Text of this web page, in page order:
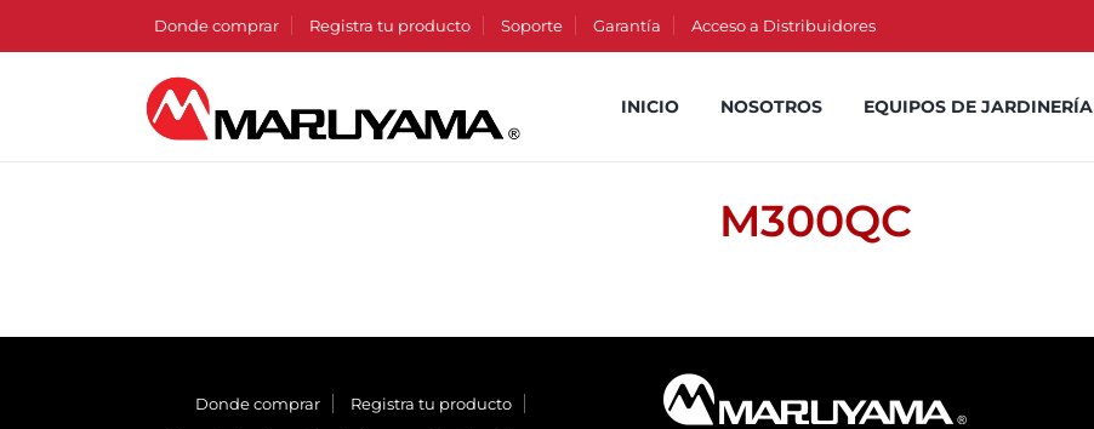
Donde comprar Registra tu producto Soporte Garantía Acceso a Distribuidores
INICIO NOSOTROS EQUIPOS DE JARDINERÍA
M300QC
Donde comprar
Registra tu producto